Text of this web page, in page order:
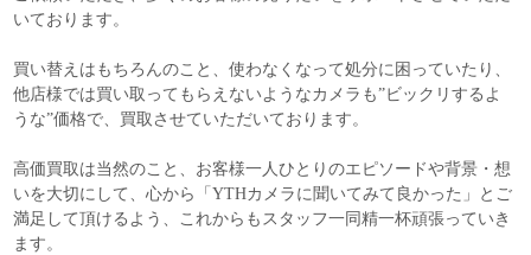
いております。
買い替えはもちろんのこと、使わなくなって処分に困っていたり、
他店様では買い取ってもらえないようなカメラも”ビックリするよ
うな”価格で、買取させていただいております。
高価買取は当然のこと、お客様一人ひとりのエピソードや背景・想
いを大切にして、心から「YTHカメラに聞いてみて良かった」とご
満足して頂けるよう、これからもスタッフ一同精一杯頑張っていき
ます。